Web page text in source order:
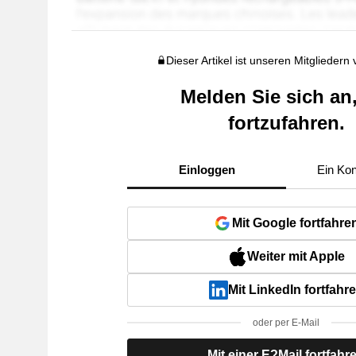
Dieser Artikel ist unseren Mitgliedern
Melden Sie sich
fortzufahren.
Einloggen Ein
Mit Google
Weiter mit Apple
Mit LinkedIn
oder per E-Mail